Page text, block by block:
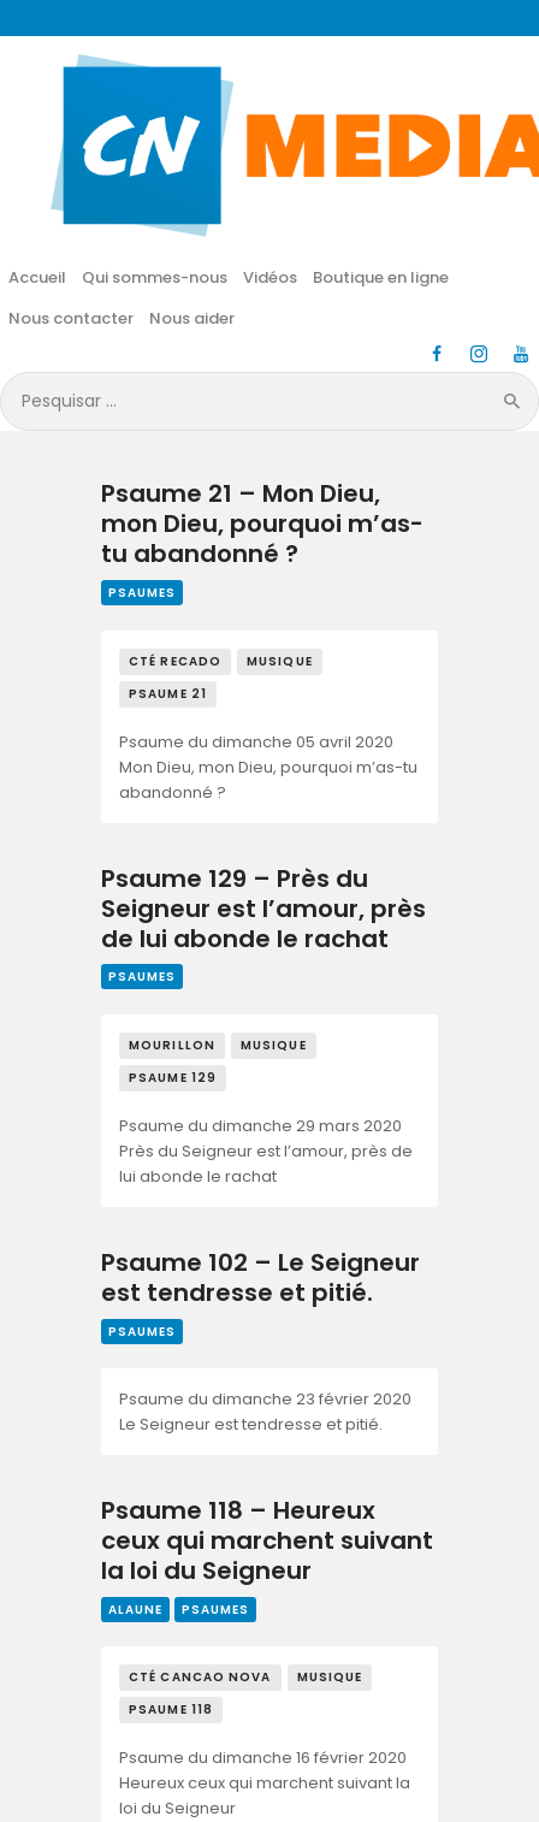
Accueil Qui sommes-nous Vidéos
Boutique en ligne
Nous contacter
Nous aider
Pesquisar
por:
CN MÉDIA
Une vie nouvelle en JESUS !
Accueil
Vidéos
Boutique en ligne
Nous aider
Psaume 21 – Mon Dieu,
mon Dieu, pourquoi m’as-
tu abandonné ?
PSAUMES
CTÉ RECADO
MUSIQUE
PSAUME 21
Psaume du dimanche 05 avril 2020
Mon Dieu, mon Dieu, pourquoi m’as-tu
abandonné ?
Psaume 129 – Près du
Seigneur est l’amour, près
de lui abonde le rachat
PSAUMES
MOURILLON
MUSIQUE
PSAUME 129
Psaume du dimanche 29 mars 2020
Près du Seigneur est l’amour, près de
lui abonde le rachat
Psaume 102 – Le Seigneur
est tendresse et pitié.
PSAUMES
Psaume du dimanche 23 février 2020
Le Seigneur est tendresse et pitié.
Psaume 118 – Heureux
ceux qui marchent suivant
la loi du Seigneur
ALAUNE PSAUMES
CTÉ CANCAO NOVA
MUSIQUE
PSAUME 118
Psaume du dimanche 16 février 2020
Heureux ceux qui marchent suivant la
loi du Seigneur